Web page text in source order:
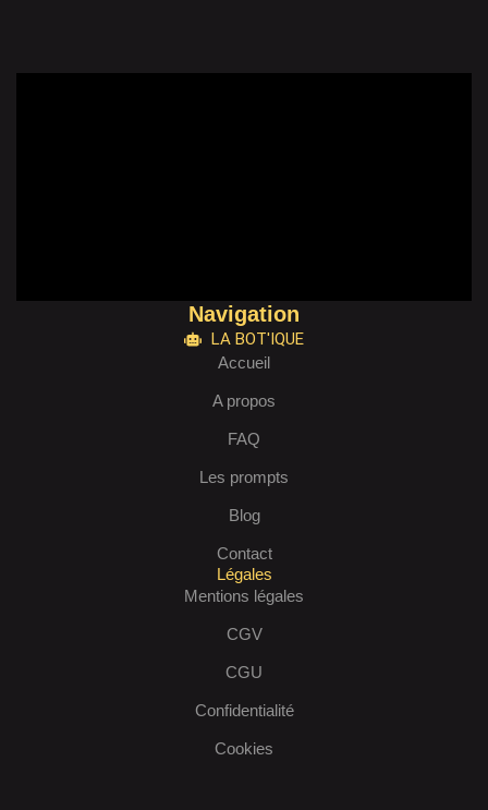
Navigation
LA BOT'IQUE
Accueil
A propos
FAQ
Les prompts
Blog
Contact
Légales
Mentions légales
CGV
CGU
Confidentialité
Cookies